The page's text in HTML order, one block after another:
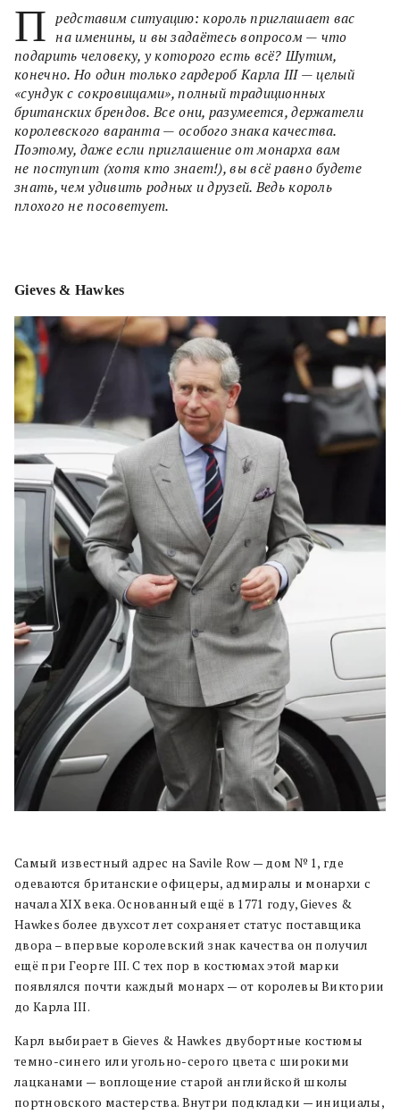
П редставим ситуацию: король приглашает вас
на именины, и вы задаётесь вопросом — что
подарить человеку, у которого есть всё? Шутим,
конечно. Но один только гардероб Карла III — целый
«сундук с сокровищами», полный традиционных
британских брендов. Все они, разумеется, держатели
королевского варанта — особого знака качества.
Поэтому, даже если приглашение от монарха вам
не поступит (хотя кто знает!), вы всё равно будете
знать, чем удивить родных и друзей. Ведь король
плохого не посоветует.
Gieves & Hawkes
Самый известный адрес на Savile Row — дом № 1, где
одеваются британские офицеры, адмиралы и монархи с
начала XIX века. Основанный ещё в 1771 году, Gieves &
Hawkes более двухсот лет сохраняет статус поставщика
двора – впервые королевский знак качества он получил
ещё при Георге III. С тех пор в костюмах этой марки
появлялся почти каждый монарх — от королевы Виктории
до Карла III.
Карл выбирает в Gieves & Hawkes двубортные костюмы
темно-синего или угольно-серого цвета с широкими
лацканами — воплощение старой английской школы
портновского мастерства. Внутри подкладки — инициалы,